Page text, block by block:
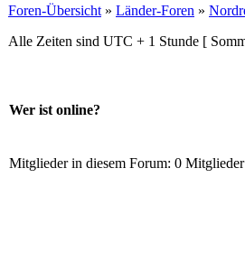
Foren-Übersicht » Länder-Foren »
Alle Zeiten sind UTC + 1 Stunde [
Wer ist online?
Mitglieder in diesem Forum: 0